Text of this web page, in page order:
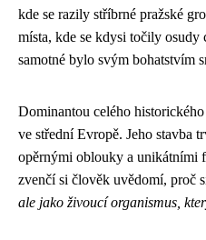
kde se razily stříbrné pražské
místa, kde se kdysi točily
samotné bylo svým bohatstvím
Dominantou celého historického
ve střední Evropě. Jeho stavba
opěrnými oblouky a unikátními
zvenčí si člověk uvědomí,
ale jako živoucí organismus,